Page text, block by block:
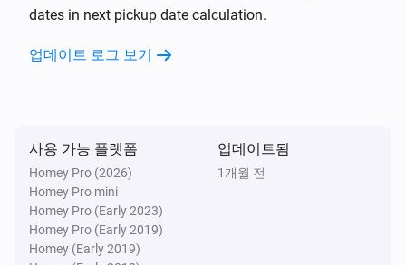
dates in next pickup date calculation.
업데이트 로그 보기
사용 가능 플랫폼
Homey Pro (2026)
Homey Pro mini
Homey Pro (Early 2023)
Homey Pro (Early 2019)
Homey (Early 2019)
업데이트됨
1개월 전